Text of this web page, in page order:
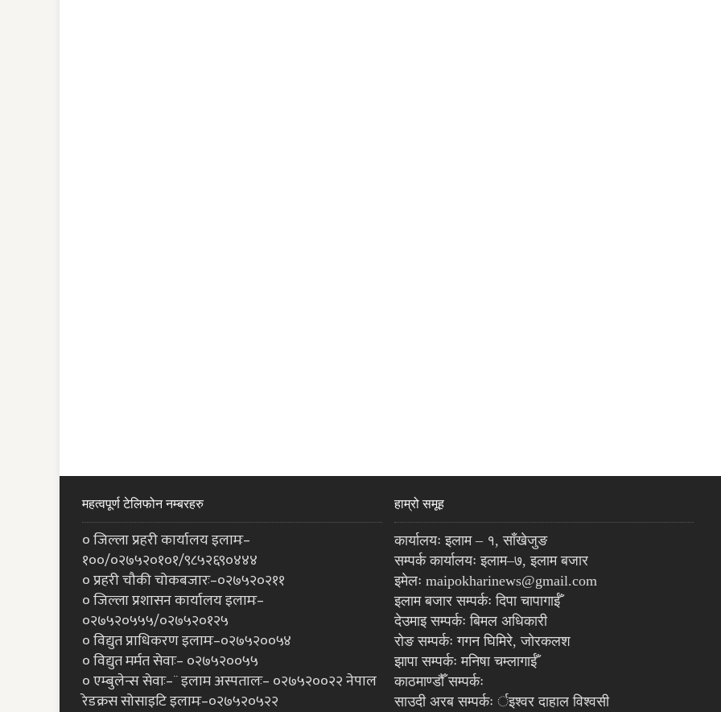
महत्वपूर्ण टेलिफोन नम्बरहरु
० जिल्ला प्रहरी कार्यालय इलामः–
१००/०२७५२०१०१/९८५२६९०४४४
० प्रहरी चौकी चोकबजारः–०२७५२०२११
० जिल्ला प्रशासन कार्यालय इलामः–
०२७५२०५५५/०२७५२०१२५
० विद्युत प्राधिकरण इलामः–०२७५२००५४
० विद्युत मर्मत सेवाः– ०२७५२००५५
० एम्बुलेन्स सेवाः–¨ इलाम अस्पतालः– ०२७५२००२२ नेपाल
रेडक्रस सोसाइटि इलामः–०२७५२०५२२
हाम्रो समूह
कार्यालयः इलाम – १, साँखेजुङ
सम्पर्क कार्यालयः इलाम–७, इलाम बजार
इमेलः maipokharinews@gmail.com
इलाम बजार सम्पर्कः दिपा चापागाईँ
देउमाइ सम्पर्कः बिमल अधिकारी
रोङ सम्पर्कः गगन घिमिरे, जोरकलश
झापा सम्पर्कः मनिषा चम्लागाईँ
काठमाण्डौँ सम्पर्कः
साउदी अरब सम्पर्कः र्इश्वर दाहाल विश्वसी